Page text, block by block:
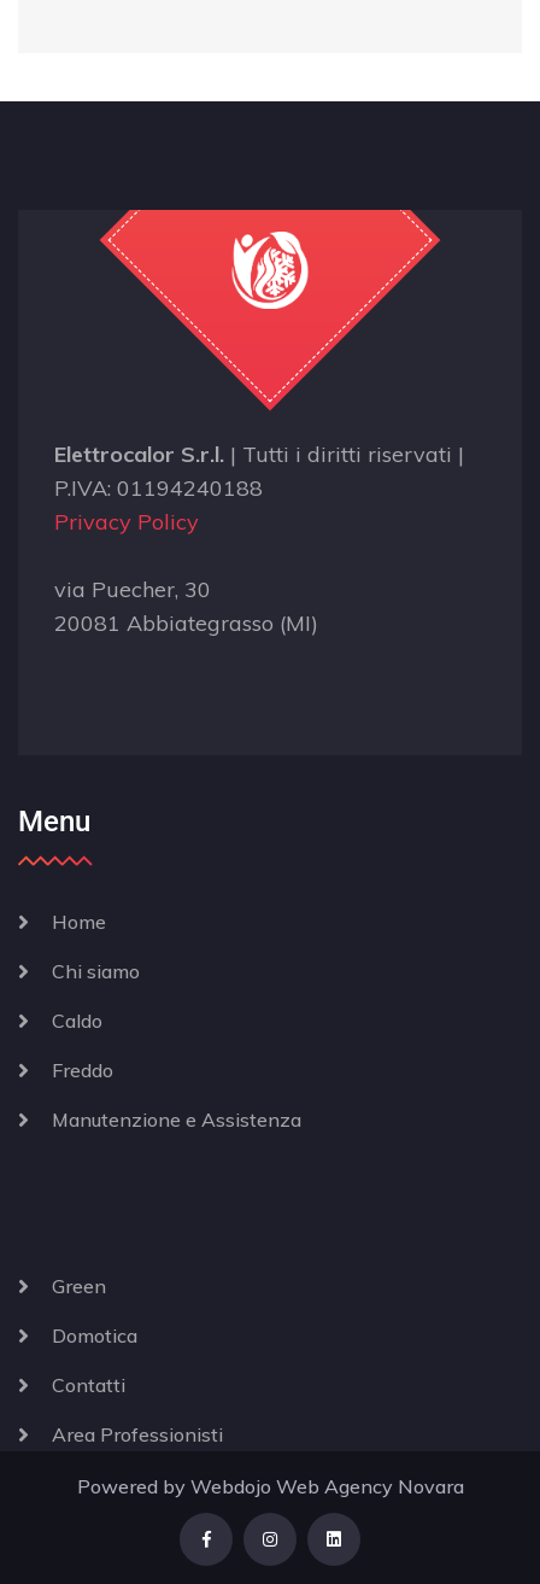
Elettrocalor S.r.l. | Tutti i diritti riservati |
P.IVA: 01194240188
Privacy Policy
via Puecher, 30
20081 Abbiategrasso (MI)
Menu
Home
Chi siamo
Caldo
Freddo
Manutenzione e Assistenza
Green
Domotica
Contatti
Area Professionisti
Powered by Webdojo Web Agency Novara